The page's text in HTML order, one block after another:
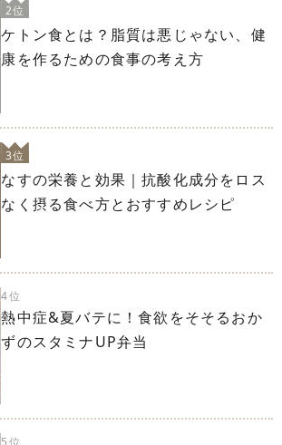
2位
ケトン食とは？脂質は悪じゃない、健
康を作るための食事の考え方
3位
なすの栄養と効果｜抗酸化成分をロス
なく摂る食べ方とおすすめレシピ
4位
熱中症&夏バテに！食欲をそそるおか
ずのスタミナUP弁当
5位